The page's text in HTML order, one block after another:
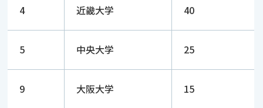
4 近畿大学 40
5 中央大学 25
9 大阪大学 15